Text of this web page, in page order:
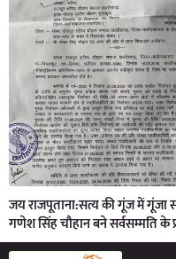
जय राजपूताना:सत्य की गूंज में गूंजा
गणेश सिंह चौहान बने सर्वसम्मति के